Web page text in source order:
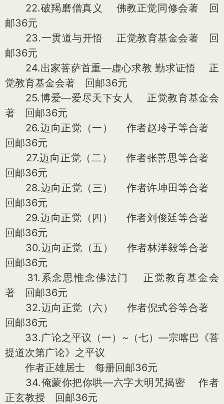
22.破羯磨僧真义 佛教正觉同修会著 回
邮36元
23.一贯道与开悟 正觉教育基金会著 回
邮36元
24.出家菩萨首重—虚心求教 勤求证悟 正
觉教育基金会著 回邮36元
25.博爱—爱尽天下女人 正觉教育基金会
著 回邮36元
26.迈向正觉（一） 作者赵玲子等合著
回邮36元
27.迈向正觉（二） 作者张善思等合著
回邮36元
28.迈向正觉（三） 作者许坤田等合著
回邮36元
29.迈向正觉（四） 作者刘俊廷等合著
回邮36元
30.迈向正觉（五） 作者林洋毅等合著
回邮36元
31.系念思惟念佛法门 正觉教育基金会
著 回邮36元
32.迈向正觉（六） 作者倪式谷等合著
回邮36元
33.广论之平议（一）~（七）—宗喀巴《菩
提道次第广论》之平议
作者正雄居士 每册回邮36元
34.俺蒙你把你哄—六字大明咒揭密 作者
正玄教授 回邮36元